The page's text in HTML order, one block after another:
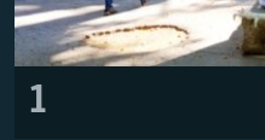
1